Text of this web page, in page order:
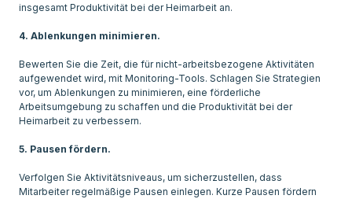
insgesamt Produktivität bei der Heimarbeit an.
4. Ablenkungen minimieren.
Bewerten Sie die Zeit, die für nicht-arbeitsbezogene Aktivitäten
aufgewendet wird, mit Monitoring-Tools. Schlagen Sie Strategien
vor, um Ablenkungen zu minimieren, eine förderliche
Arbeitsumgebung zu schaffen und die Produktivität bei der
Heimarbeit zu verbessern.
5. Pausen fördern.
Verfolgen Sie Aktivitätsniveaus, um sicherzustellen, dass
Mitarbeiter regelmäßige Pausen einlegen. Kurze Pausen fördern